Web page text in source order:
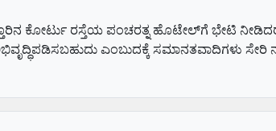
ಕೋರ್ಟು ರಸ್ತೆಯ ಪಂಚರತ್ನ ಹೊಟೇಲ್‌ಗೆ ಭೇಟಿ
ಎಂಬುದಕ್ಕೆ ಸಮಾನತವಾದಿಗಳು ಸೇರಿ